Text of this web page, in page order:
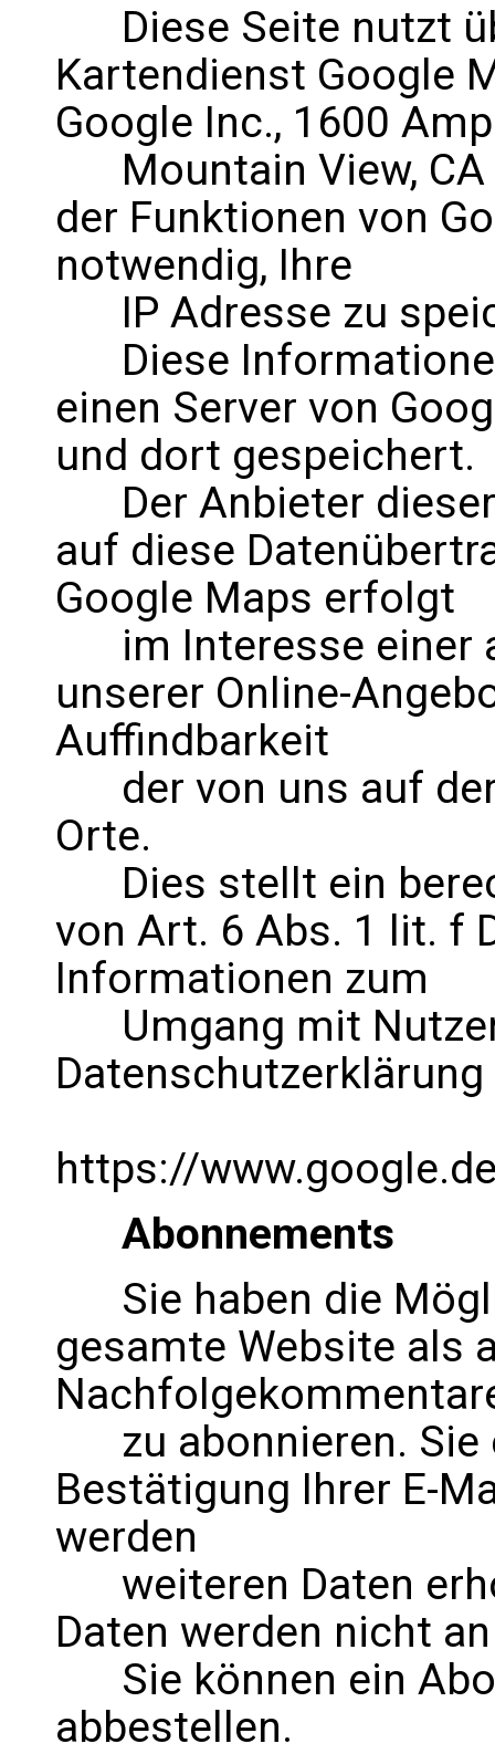
Diese Seite nutzt
Kartendienst Google
Google Inc., 1600
Mountain View, CA
der Funktionen von
notwendig, Ihre
IP Adresse zu
Diese
einen Server von
und dort gespeichert.
Der Anbieter dieser
auf diese
Google Maps erfolgt
im Interesse einer
unserer Online-
Auffindbarkeit
der von uns auf der
Orte.
Dies stellt ein
von Art. 6 Abs. 1 lit. f
Informationen zum
Umgang mit
https://
Abonnements
Sie haben die
gesamte Website als
zu abonnieren. Sie
Bestätigung Ihrer E-
werden
weiteren Daten
Daten werden nicht
Sie können ein
abbestellen.